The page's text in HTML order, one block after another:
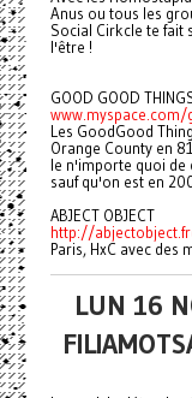
Anus ou tous les
Social Cirkcle te fait
l'être !
GOOD GOOD
Les GoodGood
Orange County en
le n'importe quoi de
sauf qu'on est en
ABJECT OBJECT
http://
Paris, HxC avec des
LUN 16